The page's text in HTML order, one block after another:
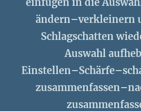
ändern–verkleinern
Schlagschatten
Auswahl